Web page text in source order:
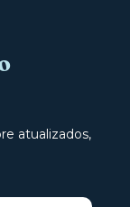
atualizados,